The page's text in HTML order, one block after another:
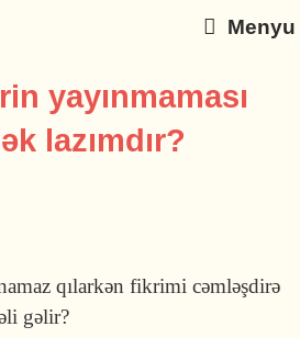
Menyu
yayınmaması
lazımdır?
qılarkən fikrimi cəmləşdirə
gəlir?